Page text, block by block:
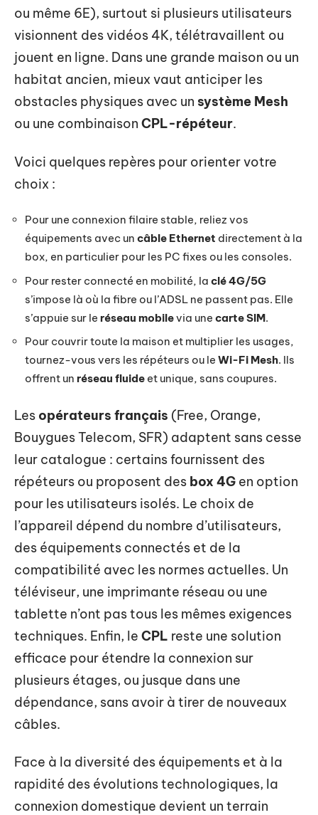
ou même 6E), surtout si plusieurs utilisateurs
visionnent des vidéos 4K, télétravaillent ou
jouent en ligne. Dans une grande maison ou un
habitat ancien, mieux vaut anticiper les
obstacles physiques avec un système Mesh
ou une combinaison CPL-répéteur.
Voici quelques repères pour orienter votre
choix :
Pour une connexion filaire stable, reliez vos
équipements avec un câble Ethernet directement à la
box, en particulier pour les PC fixes ou les consoles.
Pour rester connecté en mobilité, la clé 4G/5G
s’impose là où la fibre ou l’ADSL ne passent pas. Elle
s’appuie sur le réseau mobilevia une carte SIM.
Pour couvrir toute la maison et multiplier les usages,
tournez-vous vers les répéteurs ou le Wi-Fi Mesh. Ils
offrent un réseau fluide et unique, sans coupures.
Les opérateurs français (Free, Orange,
Bouygues Telecom, SFR) adaptent sans cesse
leur catalogue : certains fournissent des
répéteurs ou proposent des box 4G en option
pour les utilisateurs isolés. Le choix de
l’appareil dépend du nombre d’utilisateurs,
des équipements connectés et de la
compatibilité avec les normes actuelles. Un
téléviseur, une imprimante réseau ou une
tablette n’ont pas tous les mêmes exigences
techniques. Enfin, le CPL reste une solution
efficace pour étendre la connexion sur
plusieurs étages, ou jusque dans une
dépendance, sans avoir à tirer de nouveaux
câbles.
Face à la diversité des équipements et à la
rapidité des évolutions technologiques, la
connexion domestique devient un terrain